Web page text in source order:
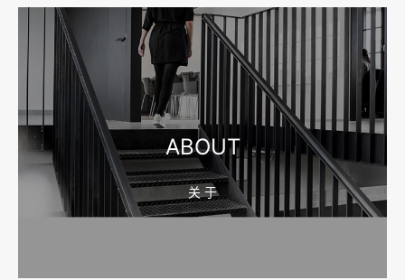
2026-08-04 17:55:09
宁波制造业网站建设公司怎么选？先看产品询盘字段
2026-08-02 17:58:44
工厂短视频拍摄后，怎样放进官网帮助客户判断实力
ABOUT
关 于